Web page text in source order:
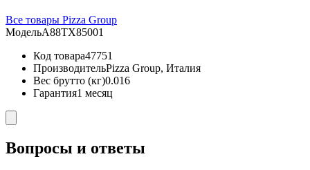
Все товары Pizza Group
МодельA88TX85001
Код товара47751
ПроизводительPizza Group, Италия
Вес брутто (кг)0.016
Гарантия1 месяц
Вопросы и ответы